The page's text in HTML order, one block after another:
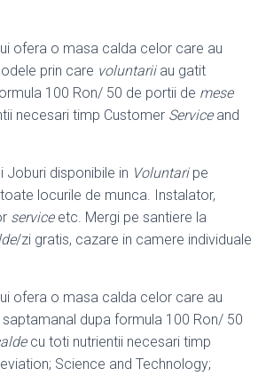
ofera o masa calda celor care au
prin care voluntariiau gatit
100 Ron/ 50 de portii de mese
necesari timp Customer Serviceand
Joburi disponibile in Voluntaripe
locurile de munca. Instalator,
serviceetc. Mergi pe santiere la
/zi gratis, cazare in camere individuale
ofera o masa calda celor care au
dupa formula 100 Ron/ 50
cu toti nutrientii necesari timp
Science and Technology;